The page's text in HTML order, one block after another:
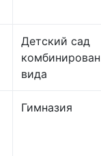
Детский сад
вида
Гимназия